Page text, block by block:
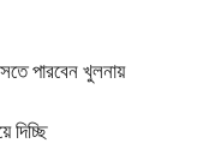
পারবেন খুলনায়
দিচ্ছি